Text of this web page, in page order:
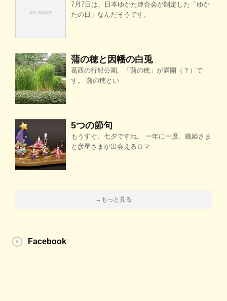
7月7日は、日本ゆかた連合会が制定した「ゆか
たの日」なんだそうです。
蒲の穂と因幡の白兎
葛西の行船公園。「蒲の穂」が満開（？）で
す。 蒲の穂とい
5つの節句
もうすぐ、七夕ですね。 一年に一度、織姫さま
と彦星さまが出会えるロマ
→もっと見る
Facebook